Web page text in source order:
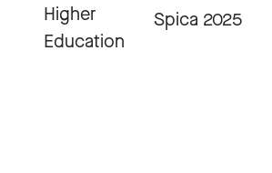
Higher
Education
Spica 2025